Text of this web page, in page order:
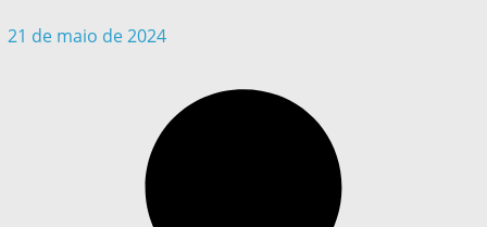
21 de maio de 2024